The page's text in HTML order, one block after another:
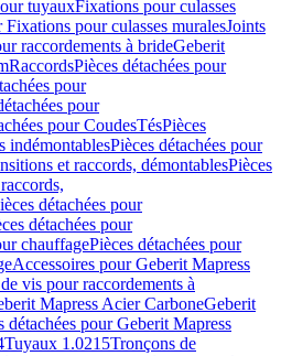
tuyauxFixations pour culasses
Fixations pour culasses muralesJoints
raccordements à brideGeberit
RaccordsPièces détachées pour
pour
pour
pour CoudesTésPièces
indémontablesPièces détachées pour
et raccords, démontablesPièces
détachées pour
détachées pour
chauffagePièces détachées pour
Accessoires pour Geberit Mapress
de vis pour raccordements à
Mapress Acier CarboneGeberit
détachées pour Geberit Mapress
Tuyaux 1.0215Tronçons de